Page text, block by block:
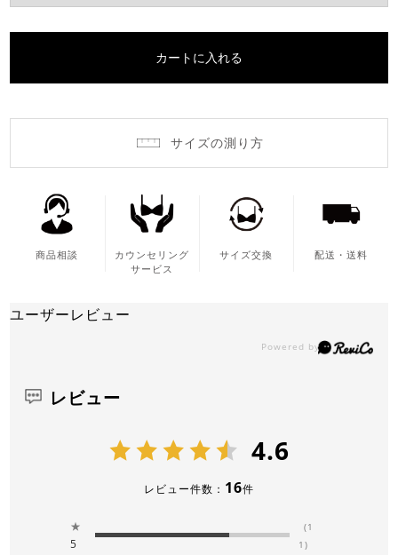
カートに入れる
サイズの測り方
商品相談
カウンセリング
サービス
サイズ交換 配送・送料
ユーザーレビュー
レビュー
4.6
レビュー件数： 16件
★
5
(1
1)